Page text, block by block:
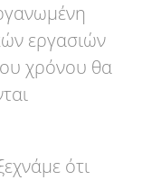
εργασιών
χρόνου θα
ότι